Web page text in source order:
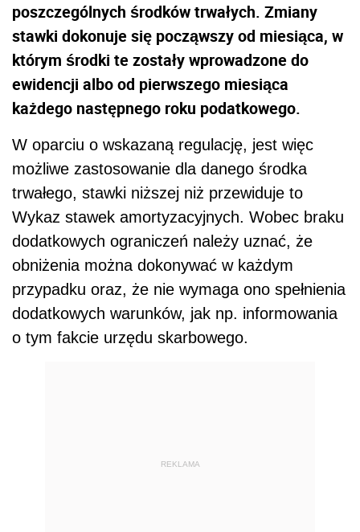
poszczególnych środków trwałych. Zmiany
stawki dokonuje się począwszy od miesiąca, w
którym środki te zostały wprowadzone do
ewidencji albo od pierwszego miesiąca
każdego następnego roku podatkowego.
W oparciu o wskazaną regulację, jest więc
możliwe zastosowanie dla danego środka
trwałego, stawki niższej niż przewiduje to
Wykaz stawek amortyzacyjnych. Wobec braku
dodatkowych ograniczeń należy uznać, że
obniżenia można dokonywać w każdym
przypadku oraz, że nie wymaga ono spełnienia
dodatkowych warunków, jak np. informowania
o tym fakcie urzędu skarbowego.
REKLAMA